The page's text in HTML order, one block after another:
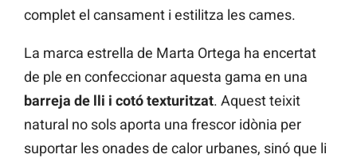
complet el cansament i estilitza les cames.
La marca estrella de Marta Ortega ha encertat
de ple en confeccionar aquesta gama en una
barreja de lli i cotó texturitzat. Aquest teixit
natural no sols aporta una frescor idònia per
suportar les onades de calor urbanes, sinó que li